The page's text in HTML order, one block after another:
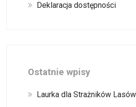
Deklaracja dostępności
Ostatnie wpisy
Laurka dla Strażników